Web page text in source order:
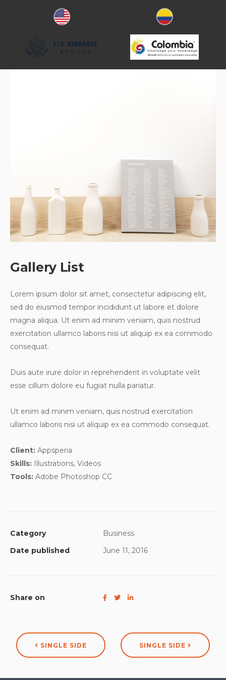
Gallery List
Lorem ipsum dolor sit amet, consectetur adipiscing elit,
sed do eiusmod tempor incididunt ut labore et dolore
magna aliqua. Ut enim ad minim veniam, quis nostrud
exercitation ullamco laboris nisi ut aliquip ex ea commodo
consequat.
Duis aute irure dolor in reprehenderit in voluptate velit
esse cillum dolore eu fugiat nulla pariatur.
Ut enim ad minim veniam, quis nostrud exercitation
ullamco laboris nisi ut aliquip ex ea commodo consequat.
Client: Appsperia
Skills: Illustrations, Videos
Tools: Adobe Photoshop CC
Category
Business
Date published
June 11, 2016
Share on
SINGLE SIDE SINGLE SIDE